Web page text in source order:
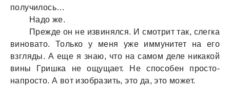
получилось…
Надо же.
Прежде он не извинялся. И смотрит так, слегка
виновато. Только у меня уже иммунитет на его
взгляды. А еще я знаю, что на самом деле никакой
вины Гришка не ощущает. Не способен просто-
напросто. А вот изобразить, это да, это может.